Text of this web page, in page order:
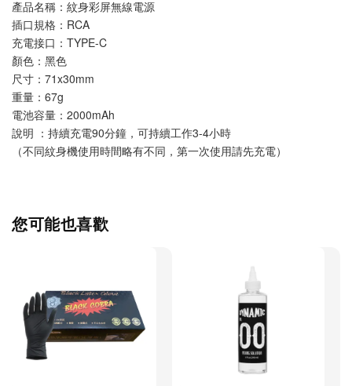
產品名稱：紋身彩屏無線電源
插口規格：RCA
充電接口：TYPE-C
顏色：黑色
尺寸：71x30mm
重量：67g
電池容量：2000mAh
說明 ：持續充電90分鐘，可持續工作3-4小時
（不同紋身機使用時間略有不同，第一次使用請先充電）
您可能也喜歡